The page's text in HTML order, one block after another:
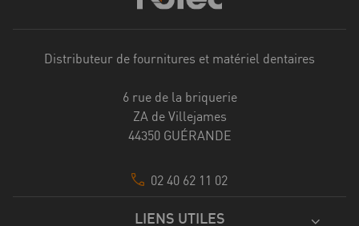
Distributeur de fournitures et matériel dentaires
6 rue de la briquerie
ZA de Villejames
44350 GUÉRANDE
02 40 62 11 02
LIENS UTILES